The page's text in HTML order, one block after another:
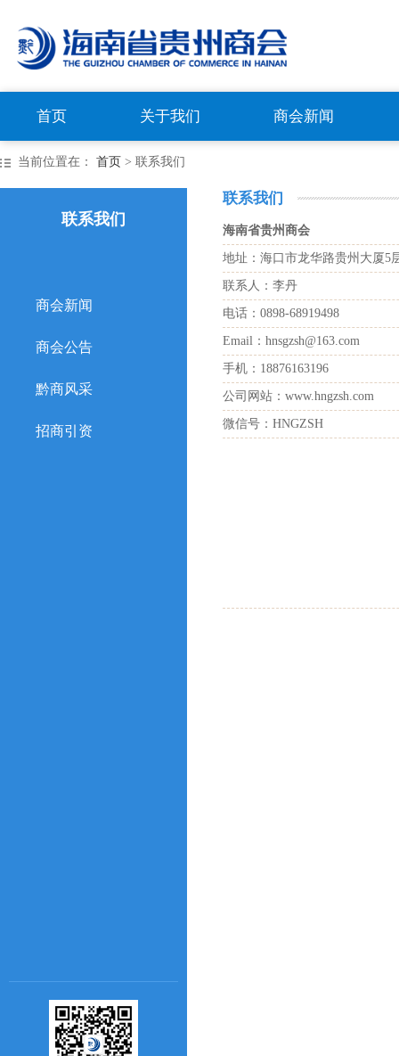
首页 关于我们 商会新闻
当前位置在： 首页 > 联系我们
联系我们
商会新闻
商会公告
黔商风采
招商引资
联系我们
海南省贵州商会
地址：海口市龙华路贵州大厦5
联系人：李丹
电话：0898-68919498
Email：hnsgzsh@163.com
手机：18876163196
公司网站：www.hngzsh.com
微信号：HNGZSH